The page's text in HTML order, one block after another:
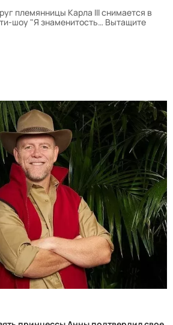
племянницы Карла III снимается в
шоу "Я знаменитость… Вытащите